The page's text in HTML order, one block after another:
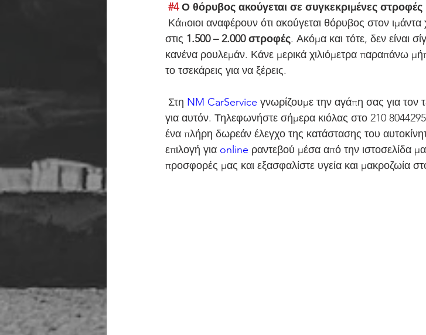
#4 Ο θόρυβος ακούγεται σε συγκεκριμένες στροφές
Κάποιοι αναφέρουν ότι ακούγεται θόρυβος στον
στις 1.500 – 2.000 στροφές. Ακόμα και τότε, δεν είναι
κανένα ρουλεμάν. Κάνε μερικά χιλιόμετρα παραπάνω
το τσεκάρεις για να ξέρεις.
Στη NM CarService γνωρίζουμε την αγάπη σας για τον
για αυτόν. Τηλεφωνήστε σήμερα κιόλας στο 210 8044295
ένα πλήρη δωρεάν έλεγχο της κατάστασης του
επιλογή για online ραντεβού μέσα από την ιστοσελίδα
προσφορές μας και εξασφαλίστε υγεία και μακροζωία